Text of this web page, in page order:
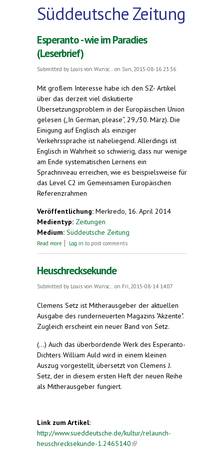
Süddeutsche Zeitung
Esperanto - wie im Paradies
(Leserbrief)
Submitted by Louis von Wunsc... on Sun, 2015-08-16 23:36
Mit großem Interesse habe ich den SZ- Artikel
über das derzeit viel diskutierte
Übersetzungsproblem in der Europäischen Union
gelesen („In German, please“, 29./30. März). Die
Einigung auf Englisch als einziger
Verkehrssprache ist naheliegend. Allerdings ist
Englisch in Wahrheit so schwierig, dass nur wenige
am Ende systematischen Lernens ein
Sprachniveau erreichen, wie es beispielsweise für
das Level C2 im Gemeinsamen Europäischen
Referenzrahmen
Veröffentlichung: Merkredo, 16. April 2014
Medientyp: Zeitungen
Medium: Süddeutsche Zeitung
Read more about Esperanto - wie im Paradies (Leserbrief)
Log in to post comments
Heuschrecksekunde
Submitted by Louis von Wunsc... on Fri, 2015-08-14 14:07
Clemens Setz ist Mitherausgeber der aktuellen
Ausgabe des runderneuerten Magazins "Akzente".
Zugleich erscheint ein neuer Band von Setz.
(...) Auch das überbordende Werk des Esperanto-
Dichters William Auld wird in einem kleinen
Auszug vorgestellt, übersetzt von Clemens J.
Setz, der in diesem ersten Heft der neuen Reihe
als Mitherausgeber fungiert.
Link zum Artikel:
http://www.sueddeutsche.de/kultur/relaunch-
heuschrecksekunde-1.2465140(link is external)